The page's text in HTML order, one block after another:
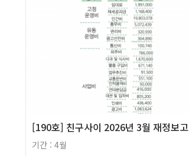
[190호] 친구사이 2026년 3월 재정보고
기간 : 4월